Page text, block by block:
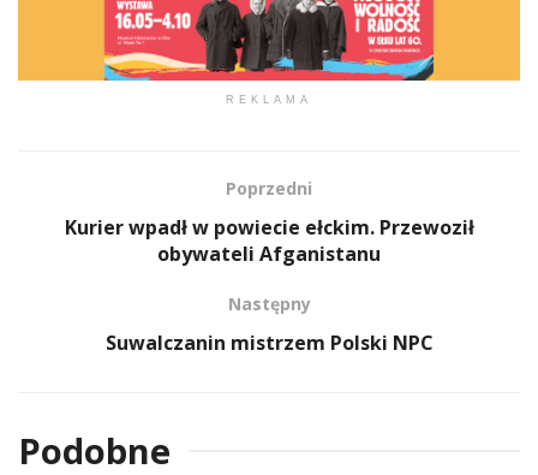
REKLAMA
Poprzedni
Kurier wpadł w powiecie ełckim. Przewoził
obywateli Afganistanu
Następny
Suwalczanin mistrzem Polski NPC
Podobne